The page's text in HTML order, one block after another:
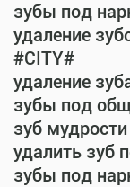
зубы под
удаление
#CITY#
удаление
зубы под
зуб
удалить зуб
зубы под